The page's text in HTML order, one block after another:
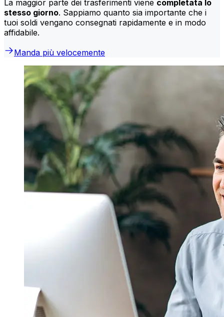
La maggior parte dei trasferimenti viene completata lo
stesso giorno. Sappiamo quanto sia importante che i
tuoi soldi vengano consegnati rapidamente e in modo
affidabile.
Manda più velocemente